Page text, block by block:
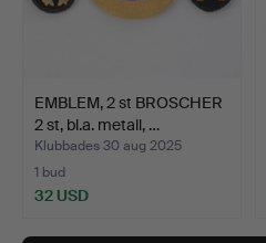
EMBLEM, 2 st BROSCHER
2 st, bl.a. metall, …
Klubbades 30 aug 2025
1 bud
32 USD